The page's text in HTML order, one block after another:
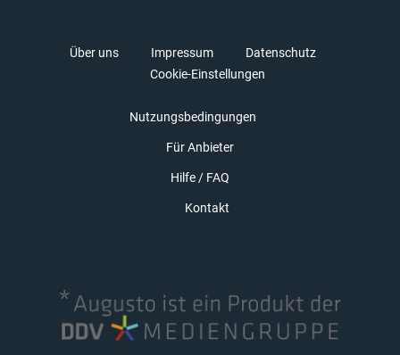
Über uns Impressum
Datenschutz
Cookie-Einstellungen
Nutzungsbedingungen
Für Anbieter
Hilfe / FAQ
Kontakt